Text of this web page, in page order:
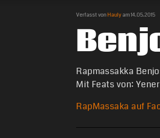
Verfasst von Haulyam14.05.2015
Rapmassakka
Mit Feats von:
RapMassaka auf